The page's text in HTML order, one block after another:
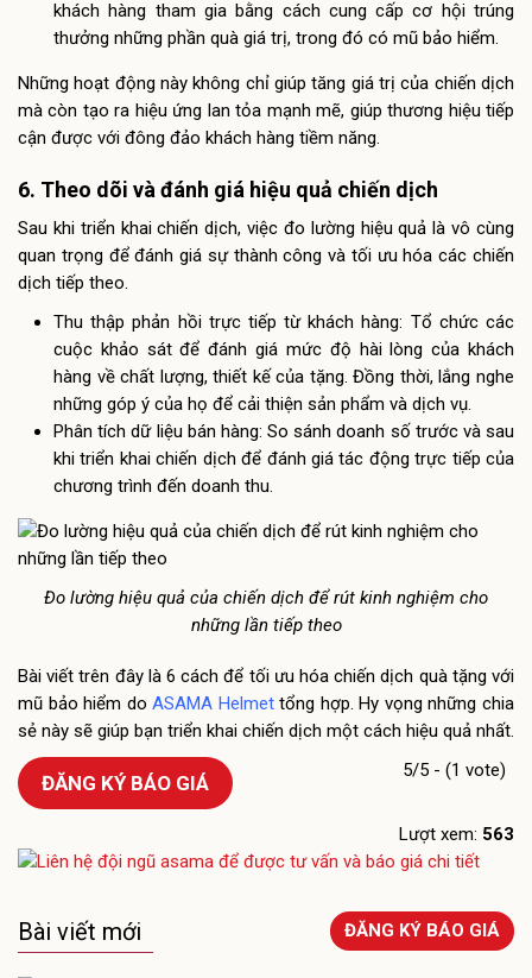
khách hàng tham gia bằng cách cung cấp cơ hội trúng
thưởng những phần quà giá trị, trong đó có mũ bảo hiểm.
Những hoạt động này không chỉ giúp tăng giá trị của chiến dịch
mà còn tạo ra hiệu ứng lan tỏa mạnh mẽ, giúp thương hiệu tiếp
cận được với đông đảo khách hàng tiềm năng.
6. Theo dõi và đánh giá hiệu quả chiến dịch
Sau khi triển khai chiến dịch, việc đo lường hiệu quả là vô cùng
quan trọng để đánh giá sự thành công và tối ưu hóa các chiến
dịch tiếp theo.
Thu thập phản hồi trực tiếp từ khách hàng: Tổ chức các
cuộc khảo sát để đánh giá mức độ hài lòng của khách
hàng về chất lượng, thiết kế của tặng. Đồng thời, lắng nghe
những góp ý của họ để cải thiện sản phẩm và dịch vụ.
Phân tích dữ liệu bán hàng: So sánh doanh số trước và sau
khi triển khai chiến dịch để đánh giá tác động trực tiếp của
chương trình đến doanh thu.
Đo lường hiệu quả của chiến dịch để rút kinh nghiệm cho
những lần tiếp theo
Bài viết trên đây là 6 cách để tối ưu hóa chiến dịch quà tặng với
mũ bảo hiểm doASAMA Helmettổng hợp. Hy vọng những chia
sẻ này sẽ giúp bạn triển khai chiến dịch một cách hiệu quả nhất.
5/5 - (1 vote)
ĐĂNG KÝ BÁO GIÁ
Lượt xem: 563
Bài viết mới ĐĂNG KÝ BÁO GIÁ